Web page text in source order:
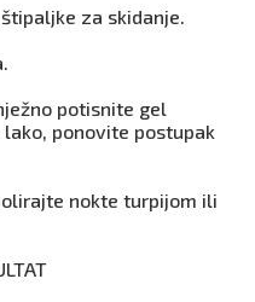
za skidanje.
potisnite gel
ponovite postupak
nokte turpijom ili